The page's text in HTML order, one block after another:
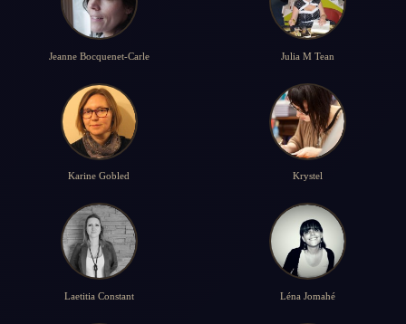
Jeanne Bocquenet-Carle Julia M Tean
Karine Gobled Krystel
Laetitia Constant Léna Jomahé